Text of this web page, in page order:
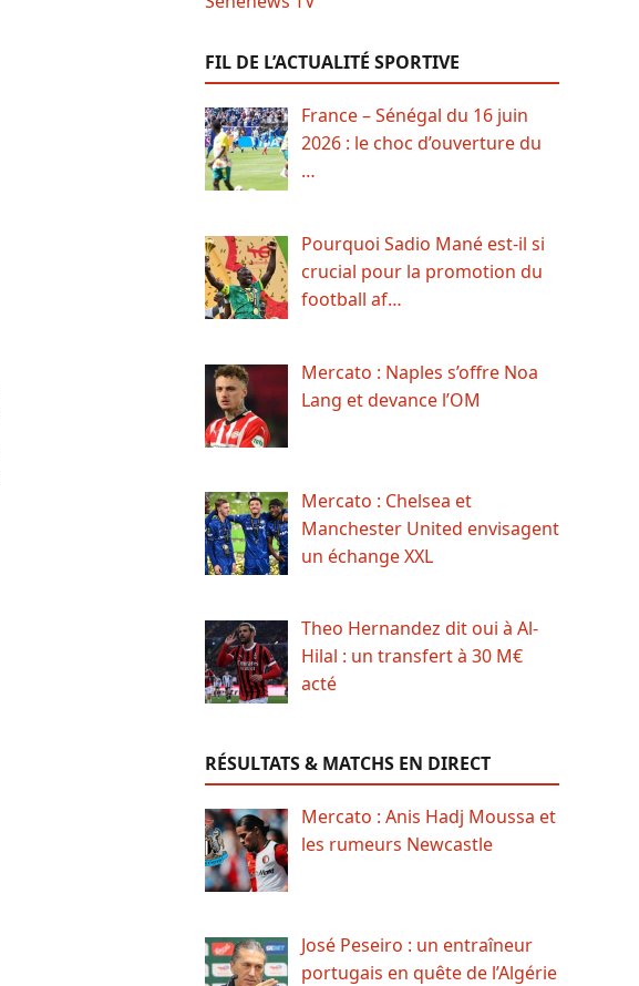
FIL DE L’ACTUALITÉ SPORTIVE
France – Sénégal du 16 juin
2026 : le choc d’ouverture du
…
Pourquoi Sadio Mané est-il si
crucial pour la promotion du
football af…
Mercato : Naples s’offre Noa
Lang et devance l’OM
Mercato : Chelsea et
Manchester United envisagent
un échange XXL
Theo Hernandez dit oui à Al-
Hilal : un transfert à 30 M€
acté
RÉSULTATS & MATCHS EN DIRECT
Mercato : Anis Hadj Moussa et
les rumeurs Newcastle
José Peseiro : un entraîneur
portugais en quête de l’Algérie